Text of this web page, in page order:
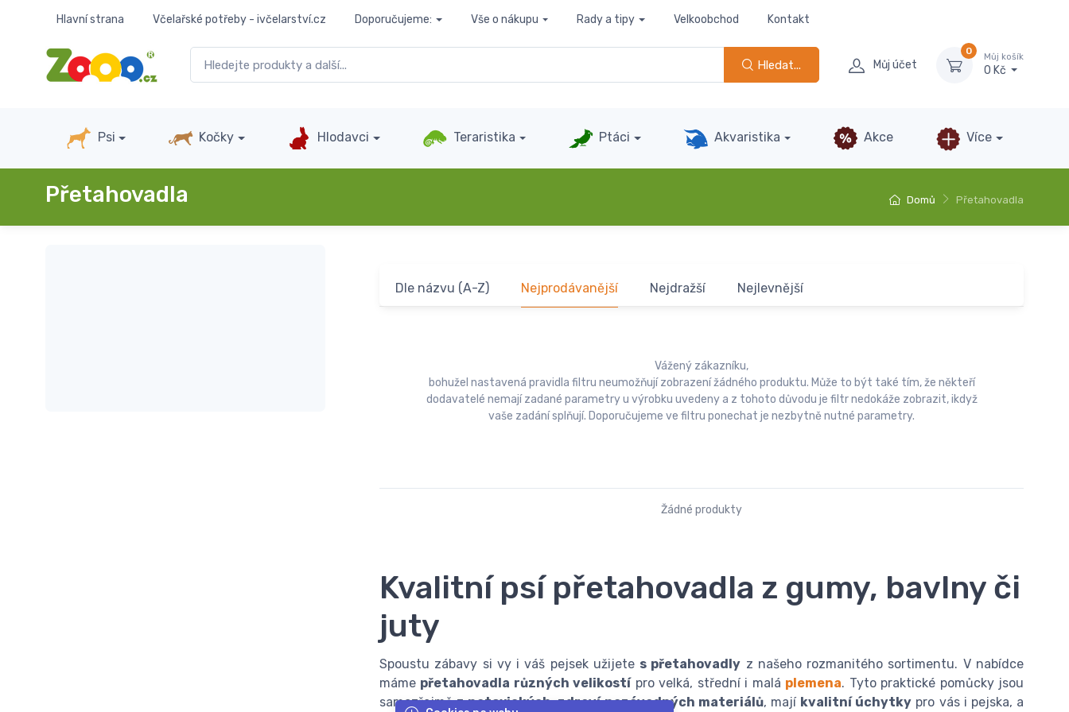
Hlavní strana Včelařské potřeby - ivčelarství.cz Doporučujeme: Vše o nákupu Rady a tipy Velkoobchod Kontakt
Hledat... Můj účet
0
Můj košík
0 Kč
Psi Kočky Hlodavci Teraristika Ptáci Akvaristika Akce Více
Domů Přetahovadla
Přetahovadla
Dle názvu (A-Z) Nejprodávanější Nejdražší Nejlevnější
Vážený zákazníku,
bohužel nastavená pravidla filtru neumožňují zobrazení žádného produktu. Může to být také tím, že někteří
dodavatelé nemají zadané parametry u výrobku uvedeny a z tohoto důvodu je filtr nedokáže zobrazit, ikdyž
vaše zadání splňují. Doporučujeme ve filtru ponechat je nezbytně nutné parametry.
Žádné produkty
Kvalitní psí přetahovadla z gumy, bavlny či
juty
Spoustu zábavy si vy i váš pejsek užijete s přetahovadly z našeho rozmanitého sortimentu. V nabídce
máme přetahovadla různých velikostípro velká, střední i malá plemena. Tyto praktické pomůcky jsou
samozřejměz netoxických, zdraví nezávadných materiálů, mají kvalitní úchytky pro vás i pejska, a